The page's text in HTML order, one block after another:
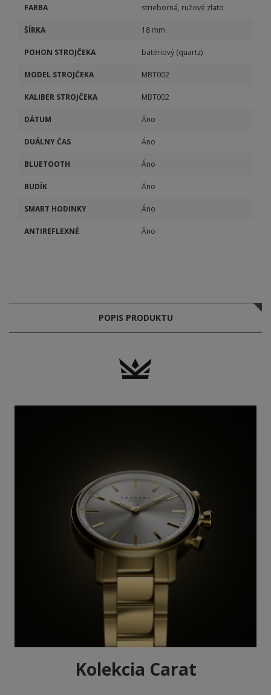
FARBA strieborná, ružové zlato
ŠÍRKA 18 mm
POHON STROJČEKA batériový (quartz)
MODEL STROJČEKA MBT002
KALIBER STROJČEKA MBT002
DÁTUM Áno
DUÁLNY ČAS Áno
BLUETOOTH Áno
BUDÍK Áno
SMART HODINKY Áno
ANTIREFLEXNÉ Áno
POPIS PRODUKTU
Kolekcia Carat